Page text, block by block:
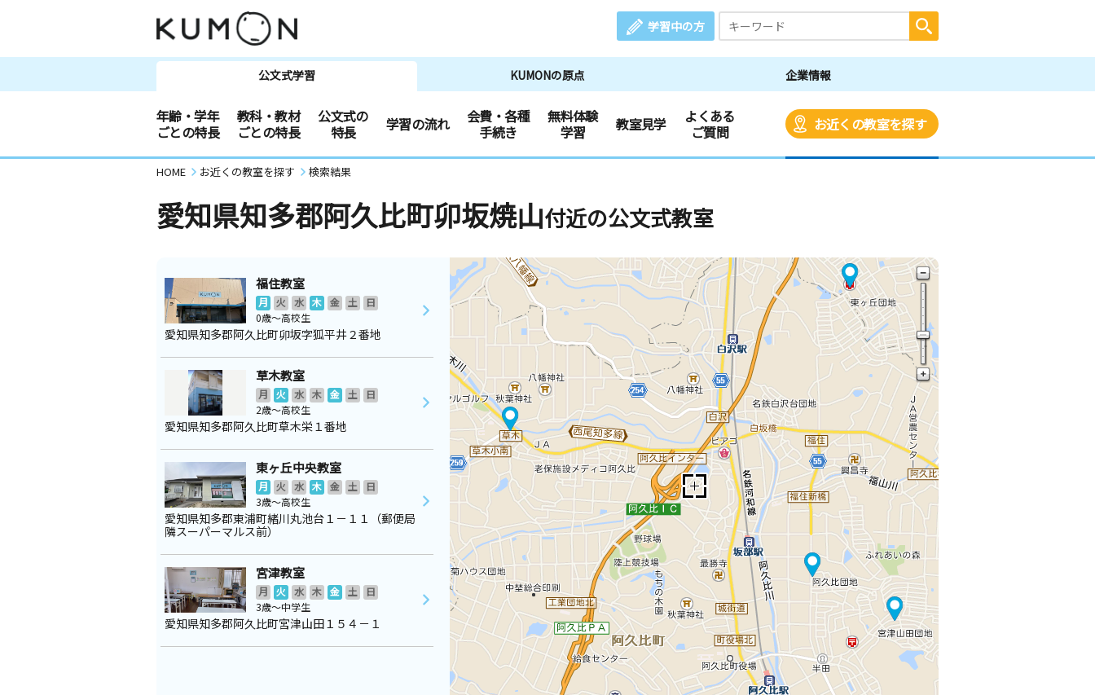
学習中の方
公文式学習 KUMONの原点 企業情報
年齢・学年
ごとの特長
教科・教材
ごとの特長
公文式の
特長
学習の流れ
会費・各種
手続き
無料体験
学習
教室見学
よくある
ご質問
お近くの教室を探す
HOME お近くの教室を探す 検索結果
愛知県知多郡阿久比町卯坂焼山付近の公文式教室
福住教室
月 火 水 木 金 土
日
0歳～高校生
愛知県知多郡阿久比町卯坂字狐平井２番地
草木教室
月 火 水 木 金 土
日
2歳～高校生
愛知県知多郡阿久比町草木栄１番地
東ヶ丘中央教室
月 火 水 木 金 土
日
3歳～高校生
愛知県知多郡東浦町緒川丸池台１－１１（郵便局
隣スーパーマルス前）
宮津教室
月 火 水 木 金 土
日
3歳～中学生
愛知県知多郡阿久比町宮津山田１５４－１